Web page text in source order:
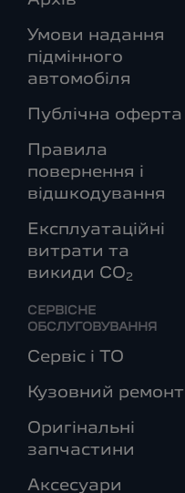
Умови надання
підмінного
автомобіля
Публічна оферта
Правила
повернення і
відшкодування
Експлуатаційні
витрати та
викиди СО2
СЕРВІСНЕ
ОБСЛУГОВУВАННЯ
Сервіс і ТО
Кузовний ремонт
Оригінальні
запчастини
Аксесуари